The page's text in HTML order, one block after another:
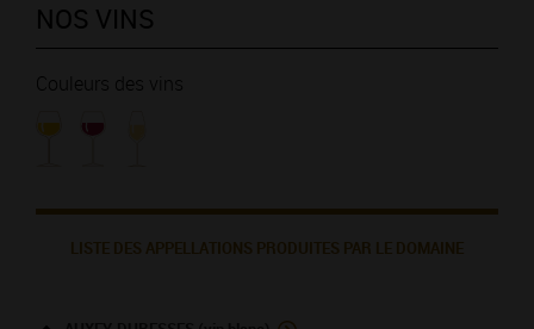
NOS VINS
Couleurs des vins
LISTE DES APPELLATIONS PRODUITES PAR LE DOMAINE